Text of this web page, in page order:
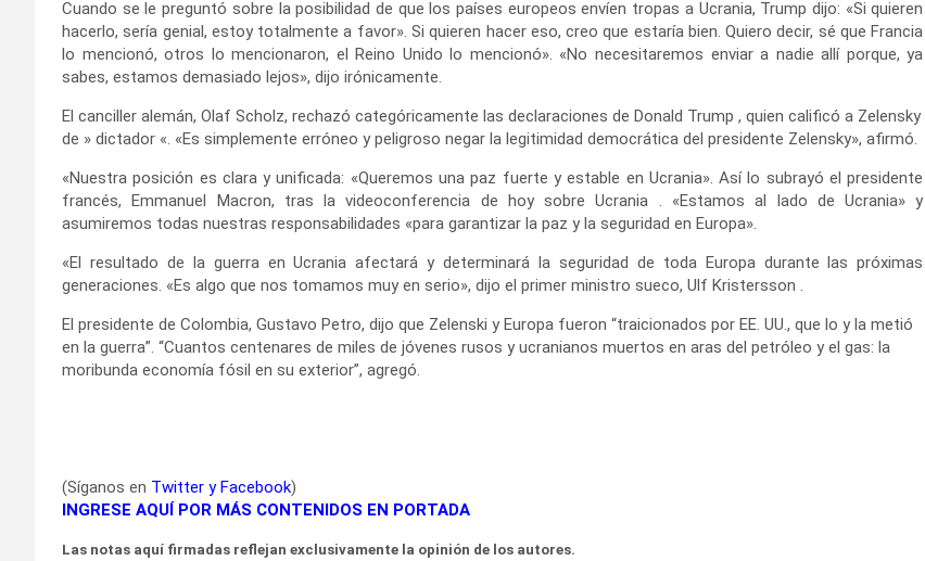
Cuando se le preguntó sobre la posibilidad de que los países europeos envíen tropas a Ucrania, Trump dijo: «Si quieren
hacerlo, sería genial, estoy totalmente a favor». Si quieren hacer eso, creo que estaría bien. Quiero decir, sé que Francia
lo mencionó, otros lo mencionaron, el Reino Unido lo mencionó». «No necesitaremos enviar a nadie allí porque, ya
sabes, estamos demasiado lejos», dijo irónicamente.
El canciller alemán, Olaf Scholz, rechazó categóricamente las declaraciones de Donald Trump , quien calificó a Zelensky
de » dictador «. «Es simplemente erróneo y peligroso negar la legitimidad democrática del presidente Zelensky», afirmó.
«Nuestra posición es clara y unificada: «Queremos una paz fuerte y estable en Ucrania». Así lo subrayó el presidente
francés, Emmanuel Macron, tras la videoconferencia de hoy sobre Ucrania . «Estamos al lado de Ucrania» y
asumiremos todas nuestras responsabilidades «para garantizar la paz y la seguridad en Europa».
«El resultado de la guerra en Ucrania afectará y determinará la seguridad de toda Europa durante las próximas
generaciones. «Es algo que nos tomamos muy en serio», dijo el primer ministro sueco, Ulf Kristersson .
El presidente de Colombia, Gustavo Petro, dijo que Zelenski y Europa fueron “traicionados por EE. UU., que lo y la metió
en la guerra”. “Cuantos centenares de miles de jóvenes rusos y ucranianos muertos en aras del petróleo y el gas: la
moribunda economía fósil en su exterior”, agregó.
(Síganos en Twitter yFacebook)
INGRESE AQUÍ POR MÁS CONTENIDOS EN PORTADA
Las notas aquí firmadas reflejan exclusivamente la opinión de los autores.